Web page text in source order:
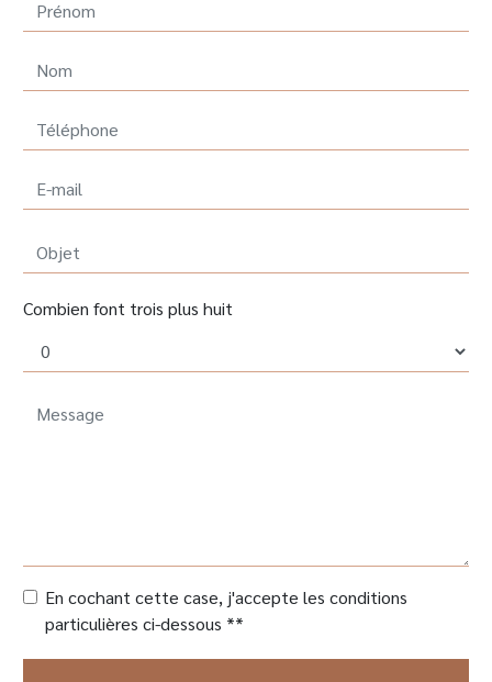
Combien font trois plus huit
En cochant cette case, j'accepte les conditions
particulières ci-dessous **